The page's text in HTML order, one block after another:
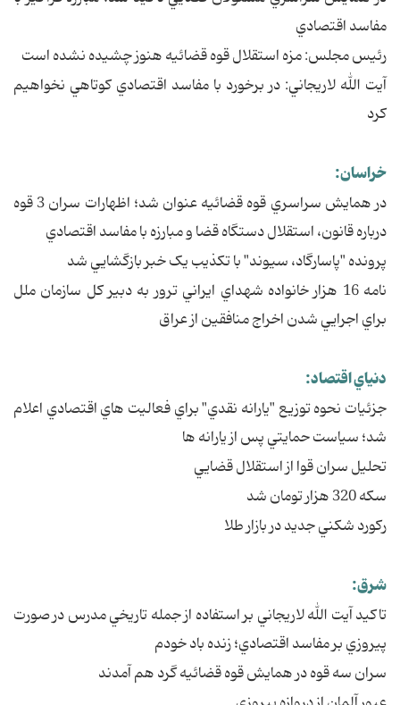
مفاسد اقتصادي
رئيس مجلس: مزه استقلال قوه قضائيه هنوز چشيده نشده است
آيت الله لاريجاني: در برخورد با مفاسد اقتصادي کوتاهي نخواهيم
کرد
خراسان:
در همايش سراسري قوه قضائيه عنوان شد؛ اظهارات سران 3 قوه
درباره قانون، استقلال دستگاه قضا و مبارزه با مفاسد اقتصادي
پرونده "پاسارگاد، سيوند" با تکذيب يک خبر بازگشايي شد
نامه 16 هزار خانواده شهداي ايراني ترور به دبير کل سازمان ملل
براي اجرايي شدن اخراج منافقين از عراق
دنياي اقتصاد:
جزئيات نحوه توزيع "يارانه نقدي" براي فعاليت هاي اقتصادي اعلام
شد؛ سياست حمايتي پس از يارانه ها
تحليل سران قوا از استقلال قضايي
سکه 320 هزار تومان شد
رکورد شکني جديد در بازار طلا
شرق:
تاکيد آيت الله لاريجاني بر استفاده از جمله تاريخي مدرس در صورت
پيروزي بر مفاسد اقتصادي؛ زنده باد خودم
سران سه قوه در همايش قوه قضائيه گرد هم آمدند